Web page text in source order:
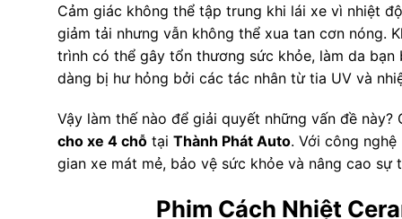
Cảm giác không thể tập trung khi lái xe vì nhiệt
giảm tải nhưng vẫn không thể xua tan cơn nóng.
trình có thể gây tổn thương sức khỏe, làm da bạn
dàng bị hư hỏng bởi các tác nhân từ tia UV và
Vậy làm thế nào để giải quyết những vấn đề này?
cho xe 4 chỗtại Thành Phát Auto. Với công
gian xe mát mẻ, bảo vệ sức khỏe và nâng cao sự
Phim Cách Nhiệt